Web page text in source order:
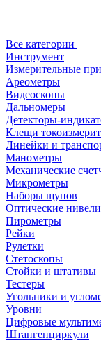
Все категории
Инструмент
Измерительные
Ареометры
Видеоскопы
Дальномеры
Детекторы-
Клещи
Линейки и
Манометры
Механические
Микрометры
Наборы щупов
Оптические
Пирометры
Рейки
Рулетки
Стетоскопы
Стойки и штативы
Тестеры
Угольники и
Уровни
Цифровые
Штангенциркули